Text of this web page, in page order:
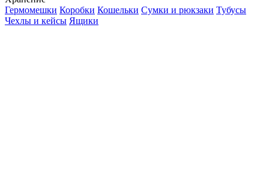
Гермомешки Коробки Кошельки Сумки и рюкзаки Тубусы
Чехлы и кейсы Ящики